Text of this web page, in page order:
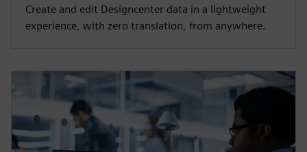
Create and edit Designcenter data in a lightweight
experience, with zero translation, from anywhere.